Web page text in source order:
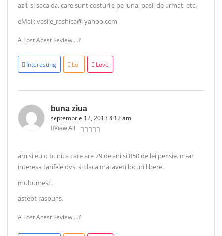
azil, si saca da, care sunt costurile pe luna, pasii de urmat, etc.
eMail: vasile_rashica@ yahoo.com
A Fost Acest Review ...?
Interesting Lol Love
buna ziua
septembrie 12, 2013 8:12 am
View All
am si eu o bunica care are 79 de ani si 850 de lei pensie. m-ar
interesa tarifele dvs. si daca mai aveti locuri libere.
multumesc.
astept raspuns.
A Fost Acest Review ...?